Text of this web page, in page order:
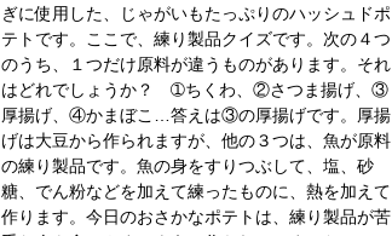
ぎに使用した、じゃがいもたっぷりのハッシュドポ
テトです。ここで、練り製品クイズです。次の４つ
のうち、１つだけ原料が違うものがあります。それ
はどれでしょうか？ ➀ちくわ、②さつま揚げ、③
厚揚げ、④かまぼこ…答えは③の厚揚げです。厚揚
げは大豆から作られますが、他の３つは、魚が原料
の練り製品です。魚の身をすりつぶして、塩、砂
糖、でん粉などを加えて練ったものに、熱を加えて
作ります。今日のおさかなポテトは、練り製品が苦